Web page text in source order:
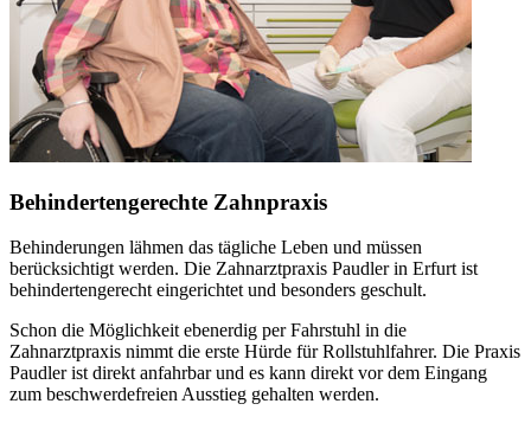
Behindertengerechte Zahnpraxis
Behinderungen lähmen das tägliche Leben und müssen
berücksichtigt werden. Die Zahnarztpraxis Paudler in Erfurt ist
behindertengerecht eingerichtet und besonders geschult.
Schon die Möglichkeit ebenerdig per Fahrstuhl in die
Zahnarztpraxis nimmt die erste Hürde für Rollstuhlfahrer. Die Praxis
Paudler ist direkt anfahrbar und es kann direkt vor dem Eingang
zum beschwerdefreien Ausstieg gehalten werden.